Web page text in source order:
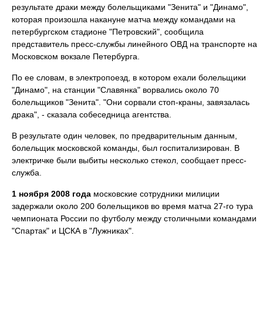
результате драки между болельщиками "Зенита" и "Динамо",
которая произошла накануне матча между командами на
петербургском стадионе "Петровский", сообщила
представитель пресс-службы линейного ОВД на транспорте на
Московском вокзале Петербурга.
По ее словам, в электропоезд, в котором ехали болельщики
"Динамо", на станции "Славянка" ворвались около 70
болельщиков "Зенита". "Они сорвали стоп-краны, завязалась
драка", - сказала собеседница агентства.
В результате один человек, по предварительным данным,
болельщик московской команды, был госпитализирован. В
электричке были выбиты несколько стекол, сообщает пресс-
служба.
1 ноября 2008 года московские сотрудники милиции
задержали около 200 болельщиков во время матча 27-го тура
чемпионата России по футболу между столичными командами
"Спартак" и ЦСКА в "Лужниках".